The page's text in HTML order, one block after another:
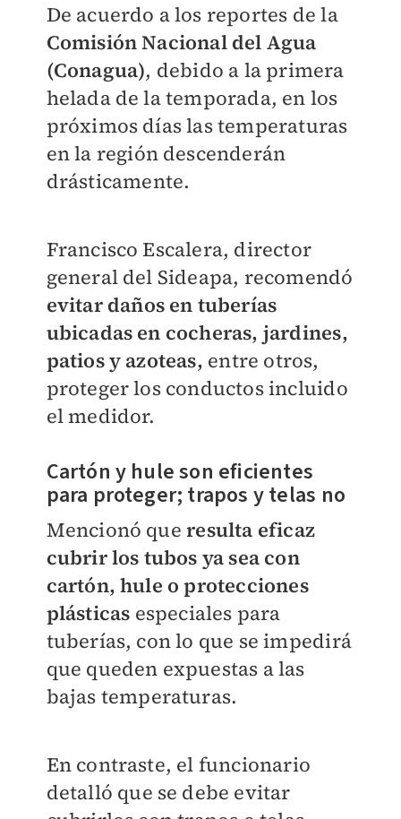
De acuerdo a los reportes de la
Comisión Nacional del Agua
(Conagua), debido a la primera
helada de la temporada, en los
próximos días las temperaturas
en la región descenderán
drásticamente.
Francisco Escalera, director
general del Sideapa, recomendó
evitar daños en tuberías
ubicadas en cocheras, jardines,
patios y azoteas, entre otros,
proteger los conductos incluido
el medidor.
Cartón y hule son eficientes
para proteger; trapos y telas no
Mencionó queresulta eficaz
cubrir los tubos ya sea con
cartón, hule o protecciones
plásticas especiales para
tuberías, con lo que se impedirá
que queden expuestas a las
bajas temperaturas.
En contraste, el funcionario
detalló que se debe evitar